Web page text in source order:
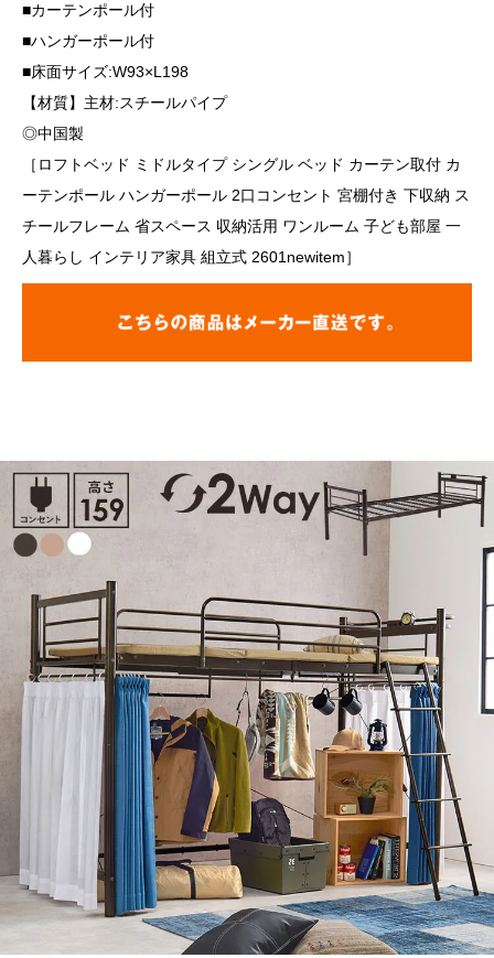
■カーテンポール付
■ハンガーポール付
■床面サイズ:W93×L198
【材質】主材:スチールパイプ
◎中国製
［ロフトベッド ミドルタイプ シングル ベッド カーテン取付 カ
ーテンポール ハンガーポール 2口コンセント 宮棚付き 下収納 ス
チールフレーム 省スペース 収納活用 ワンルーム 子ども部屋 一
人暮らし インテリア家具 組立式 2601newitem］